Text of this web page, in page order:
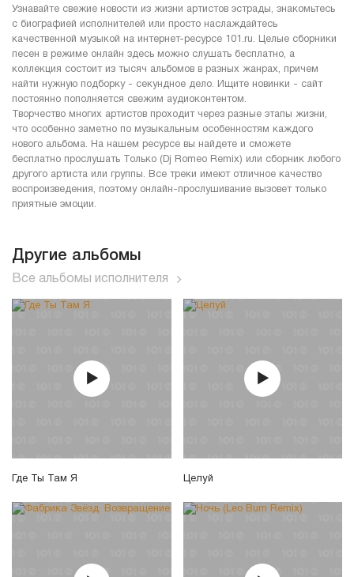
Узнавайте свежие новости из жизни артистов эстрады, знакомьтесь
с биографией исполнителей или просто наслаждайтесь
качественной музыкой на интернет-ресурсе 101.ru. Целые сборники
песен в режиме онлайн здесь можно слушать бесплатно, а
коллекция состоит из тысяч альбомов в разных жанрах, причем
найти нужную подборку - секундное дело. Ищите новинки - сайт
постоянно пополняется свежим аудиоконтентом.
Творчество многих артистов проходит через разные этапы жизни,
что особенно заметно по музыкальным особенностям каждого
нового альбома. На нашем ресурсе вы найдете и сможете
бесплатно прослушать Только (Dj Romeo Remix) или сборник любого
другого артиста или группы. Все треки имеют отличное качество
воспроизведения, поэтому онлайн-прослушивание вызовет только
приятные эмоции.
Другие альбомы
Все альбомы исполнителя
Где Ты Там Я Целуй